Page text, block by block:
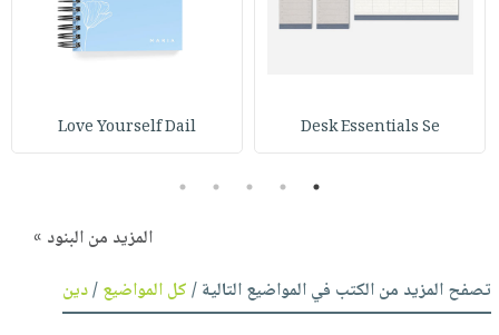
Desk Essentials Se
Love Yourself Dail
1
2
3
4
5
المزيد من البنود »
تصفح المزيد من الكتب في المواضيع التالية /كل المواضيع/دين